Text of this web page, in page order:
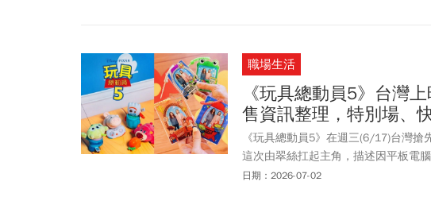
職場生活
《玩具總動員5》台灣
售資訊整理，特別場、
《玩具總動員5》在週三(6/17)台灣搶
這次由翠絲扛起主角，描述因平板電
思的劇情，首映就獲得好評！各大電
日期：2026-07-02